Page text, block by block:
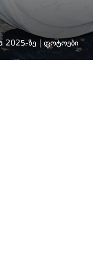
2025-ზე | ფოტოები